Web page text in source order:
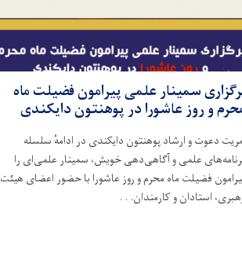
سمینار علمی پیرامون فضیلت ماه
و روز عاشورا در پوهنتون دایکندی
دعوت و ارشاد پوهنتون دایکندی در ادامهٔ سلسله
علمی و آگاهی‌دهی خویش، سمینار علمی‌ای را
فضیلت ماه محرم و روز عاشورا با حضور اعضای هیئت
استادان و کارمندان. . .